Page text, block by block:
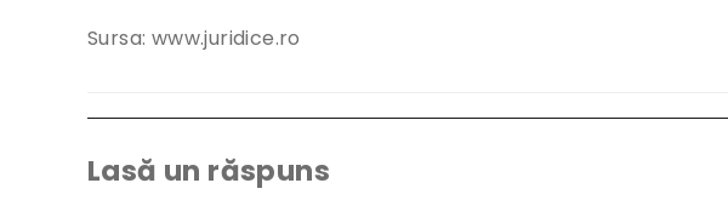
Sursa: www.juridice.ro
Lasă un răspuns